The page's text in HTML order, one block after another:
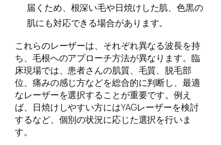
届くため、根深い毛や日焼けした肌、色黒の
肌にも対応できる場合があります。
これらのレーザーは、それぞれ異なる波長を持
ち、毛根へのアプローチ方法が異なります。臨
床現場では、患者さんの肌質、毛質、脱毛部
位、痛みの感じ方などを総合的に判断し、最適
なレーザーを選択することが重要です。例え
ば、日焼けしやすい方にはYAGレーザーを検討
するなど、個別の状況に応じた選択を行いま
す。